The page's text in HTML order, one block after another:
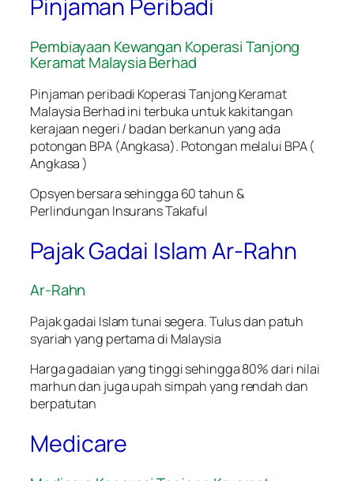
Pinjaman Peribadi
Pembiayaan Kewangan Koperasi Tanjong
Keramat Malaysia Berhad
Pinjaman peribadi Koperasi Tanjong Keramat
Malaysia Berhad ini terbuka untuk kakitangan
kerajaan negeri / badan berkanun yang ada
potongan BPA (Angkasa). Potongan melalui BPA (
Angkasa )
Opsyen bersara sehingga 60 tahun &
Perlindungan Insurans Takaful
Pajak Gadai Islam Ar-Rahn
Ar-Rahn
Pajak gadai Islam tunai segera. Tulus dan patuh
syariah yang pertama di Malaysia
Harga gadaian yang tinggi sehingga 80% dari nilai
marhun dan juga upah simpah yang rendah dan
berpatutan
Medicare